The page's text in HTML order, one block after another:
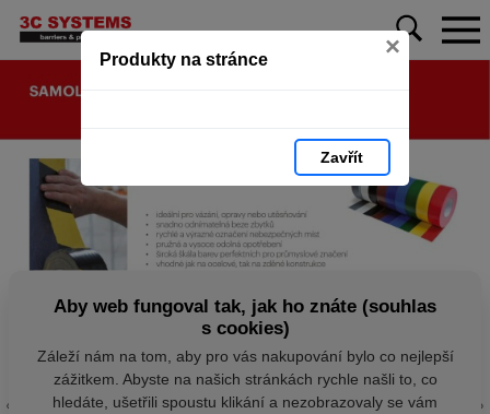
Produkty na stránce ×
Zavřít
Aby web fungoval tak, jak ho znáte (souhlas
s cookies)
Záleží nám na tom, aby pro vás nakupování bylo co nejlepší
zážitkem. Abyste na našich stránkách rychle našli to, co
hledáte, ušetřili spoustu klikání a nezobrazovaly se vám